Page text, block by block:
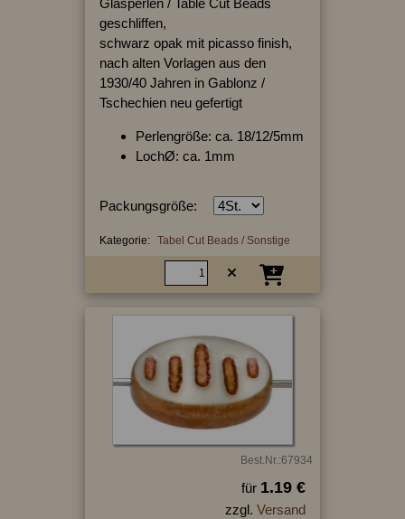
Glasperlen / Table Cut Beads
geschliffen,
schwarz opak mit picasso finish,
nach alten Vorlagen aus den
1930/40 Jahren in Gablonz /
Tschechien neu gefertigt
Perlengröße: ca. 18/12/5mm
LochØ: ca. 1mm
Packungsgröße:
Kategorie: Tabel Cut Beads / Sonstige
Best.Nr.:67934
für 1.19 €
zzgl. Versand